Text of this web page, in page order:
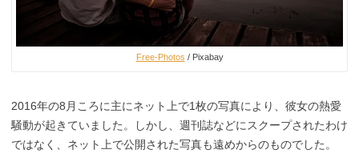
Free-Photos / Pixabay
2016年の8月ころに主にネット上で1枚の写真により、彼女の熱愛
騒動が起きていました。しかし、週刊誌などにスクープされたわけ
ではなく、ネット上で公開された写真も遠めからのものでした。